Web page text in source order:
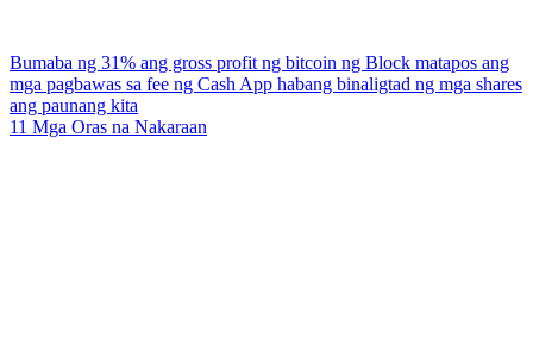
Bumaba ng 31% ang gross profit ng bitcoin ng Block matapos ang
mga pagbawas sa fee ng Cash App habang binaligtad ng mga shares
ang paunang kita
11 Mga Oras na Nakaraan